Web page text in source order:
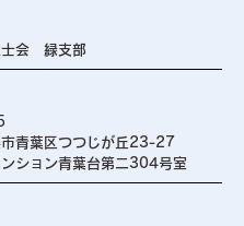
士会 緑支部
市青葉区つつじが丘23-27
ション青葉台第二304号室